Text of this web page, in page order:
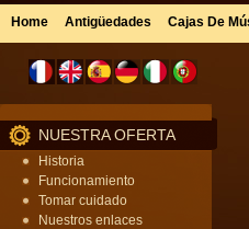
Home Antigüedades Cajas De
NUESTRA OFERTA
Historia
Funcionamiento
Tomar cuidado
Nuestros enlaces